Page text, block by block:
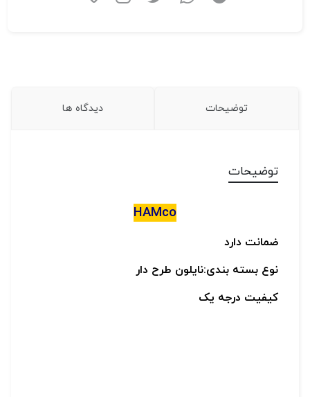
توضیحات دیدگاه ها
توضیحات
HAMco
ضمانت دارد
نوع بسته بندی:نایلون طرح دار
کیفیت درجه یک